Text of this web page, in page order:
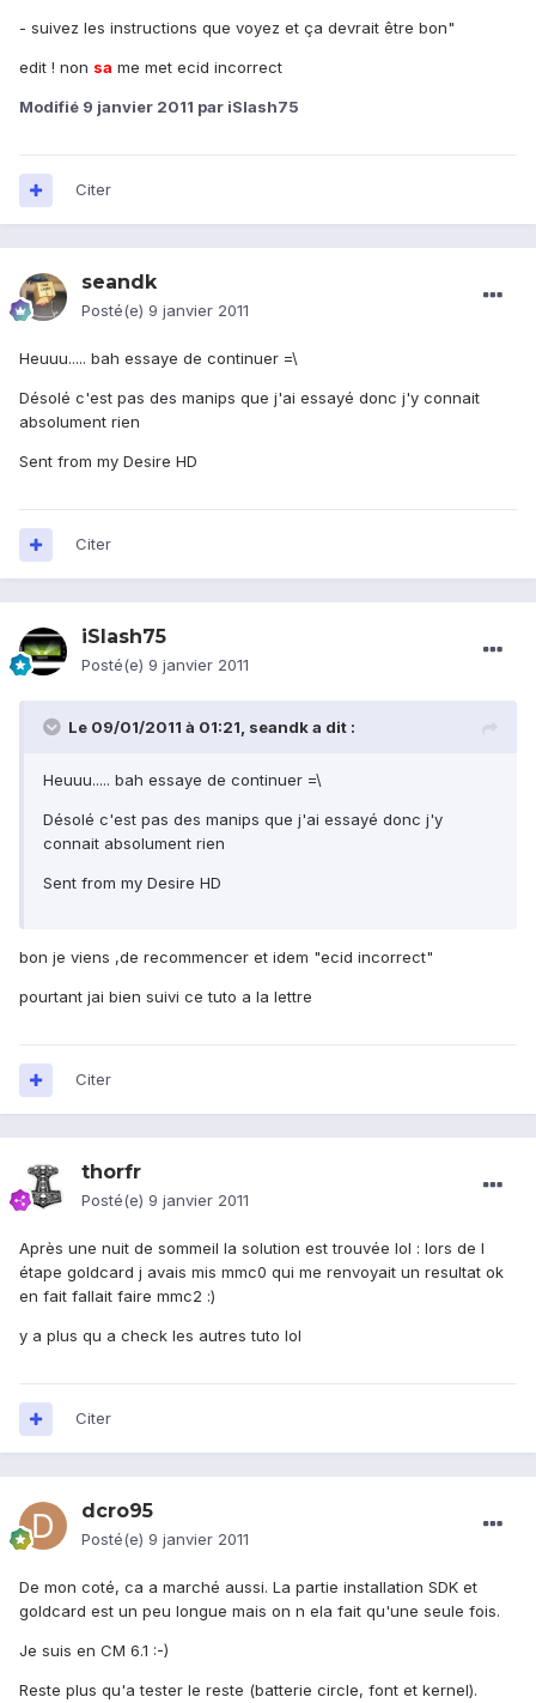
- suivez les instructions que voyez et ça devrait être bon"
edit ! non sa me met ecid incorrect
Modifié 9 janvier 2011 par iSlash75
Citer
seandk
Posté(e) 9 janvier 2011
Heuuu..... bah essaye de continuer =\
Désolé c'est pas des manips que j'ai essayé donc j'y connait
absolument rien
Sent from my Desire HD
Citer
iSlash75
Posté(e) 9 janvier 2011
Le 09/01/2011 à 01:21, seandk a dit :
Heuuu..... bah essaye de continuer =\
Désolé c'est pas des manips que j'ai essayé donc j'y
connait absolument rien
Sent from my Desire HD
bon je viens ,de recommencer et idem "ecid incorrect"
pourtant jai bien suivi ce tuto a la lettre
Citer
thorfr
Posté(e) 9 janvier 2011
Après une nuit de sommeil la solution est trouvée lol : lors de l
étape goldcard j avais mis mmc0 qui me renvoyait un resultat ok
en fait fallait faire mmc2 :)
y a plus qu a check les autres tuto lol
Citer
dcro95
Posté(e) 9 janvier 2011
De mon coté, ca a marché aussi. La partie installation SDK et
goldcard est un peu longue mais on n ela fait qu'une seule fois.
Je suis en CM 6.1 :-)
Reste plus qu'a tester le reste (batterie circle, font et kernel).